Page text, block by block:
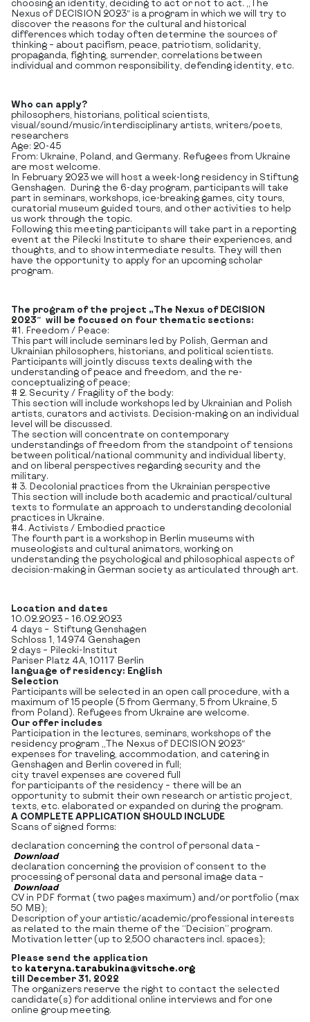
choosing an identity, deciding to act or not to act. „The
Nexus of DECISION 2023″ is a program in which we will try to
discover the reasons for the cultural and historical
differences which today often determine the sources of
thinking – about pacifism, peace, patriotism, solidarity,
propaganda, fighting, surrender, correlations between
individual and common responsibility, defending identity, etc.
Who can apply?
philosophers, historians, political scientists,
visual/sound/music/interdisciplinary artists, writers/poets,
researchers
Age: 20-45
From: Ukraine, Poland, and Germany. Refugees from Ukraine
are most welcome.
In February 2023 we will host a week-long residency in Stiftung
Genshagen. During the 6-day program, participants will take
part in seminars, workshops, ice-breaking games, city tours,
curatorial museum guided tours, and other activities to help
us work through the topic.
Following this meeting participants will take part in a reporting
event at the Pilecki Institute to share their experiences, and
thoughts, and to show intermediate results. They will then
have the opportunity to apply for an upcoming scholar
program.
The program of the project „The Nexus of DECISION
2023″ will be focused on four thematic sections:
#1. Freedom / Peace:
This part will include seminars led by Polish, German and
Ukrainian philosophers, historians, and political scientists.
Participants will jointly discuss texts dealing with the
understanding of peace and freedom, and the re-
conceptualizing of peace;
# 2. Security / Fragility of the body:
This section will include workshops led by Ukrainian and Polish
artists, curators and activists. Decision-making on an individual
level will be discussed.
The section will concentrate on contemporary
understandings of freedom from the standpoint of tensions
between political/national community and individual liberty,
and on liberal perspectives regarding security and the
military.
# 3. Decolonial practices from the Ukrainian perspective
This section will include both academic and practical/cultural
texts to formulate an approach to understanding decolonial
practices in Ukraine.
#4. Activists / Embodied practice
The fourth part is a workshop in Berlin museums with
museologists and cultural animators, working on
understanding the psychological and philosophical aspects of
decision-making in German society as articulated through art.
Location and dates
10.02.2023 – 16.02.2023
4 days – Stiftung Genshagen
Schloss 1, 14974 Genshagen
2 days – Pilecki-Institut
Pariser Platz 4A, 10117 Berlin
language of residency: English
Selection
Participants will be selected in an open call procedure, with a
maximum of 15 people (5 from Germany, 5 from Ukraine, 5
from Poland). Refugees from Ukraine are welcome.
Our offer includes
Participation in the lectures, seminars, workshops of the
residency program „The Nexus of DECISION 2023″
expenses for traveling, accommodation, and catering in
Genshagen and Berlin covered in full;
city travel expenses are covered full
for participants of the residency – there will be an
opportunity to submit their own research or artistic project,
texts, etc. elaborated or expanded on during the program.
A COMPLETE APPLICATION SHOULD INCLUDE
Scans of signed forms:
declaration concerning the control of personal data –
Download
declaration concerning the provision of consent to the
processing of personal data and personal image data –
Download
CV in PDF format (two pages maximum) and/or portfolio (max
50 MB);
Description of your artistic/academic/professional interests
as related to the main theme of the “Decision” program.
Motivation letter (up to 2,500 characters incl. spaces);
Please send the application
to kateryna.tarabukina@vitsche.org
till December 31, 2022
The organizers reserve the right to contact the selected
candidate(s) for additional online interviews and for one
online group meeting.